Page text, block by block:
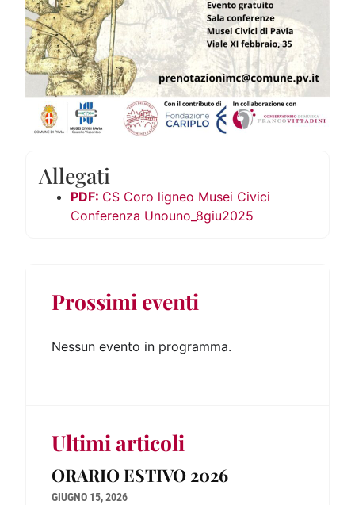
Allegati
CS Coro ligneo Musei Civici
Conferenza Unouno_8giu2025
Prossimi eventi
Nessun evento in programma.
Ultimi articoli
ORARIO ESTIVO 2026
GIUGNO 15, 2026